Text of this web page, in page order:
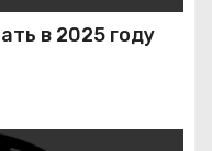
в 2025 году